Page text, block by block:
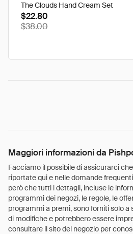
The Clouds Hand Cream Set
$22.80
$38.00
Maggiori informazioni da
Facciamo il possibile di assicurarci
riportate qui e nelle domande
però che tutti i dettagli, incluse le
programmi dei negozi, le regole, le
programmi a premi, sono forniti solo
di modifiche e potrebbero essere
consultare il sito del negozio per